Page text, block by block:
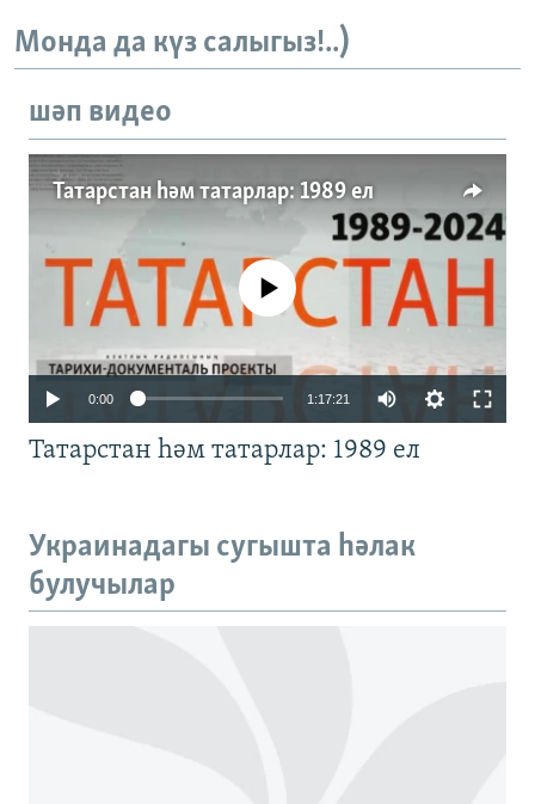
Монда да күз салыгыз!..)
шәп видео
Татарстан һәм татарлар: 1989 ел
No media source currently available
0:00 1:17:21
720p
Татарстан һәм татарлар: 1989 ел
Украинадагы сугышта һәлак
булучылар